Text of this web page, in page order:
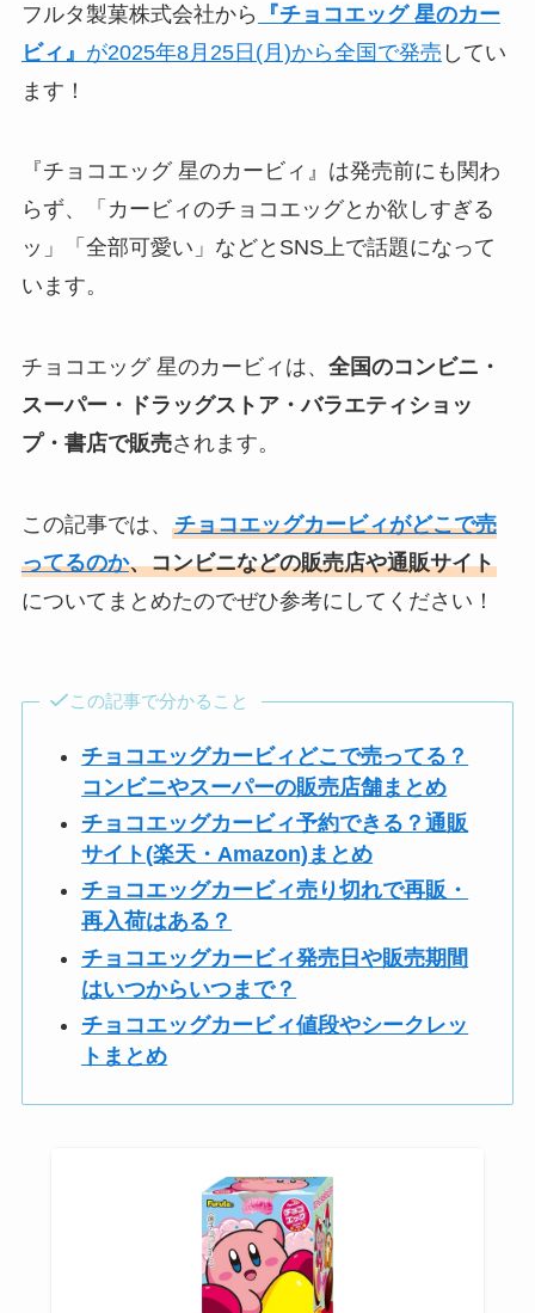
フルタ製菓株式会社から 『チョコエッグ 星のカー
ビィ 』 が2025年8月25日(月)から全国で発売 してい
ます！
『チョコエッグ 星のカービィ』は発売前にも関わ
らず、「カービィのチョコエッグとか欲しすぎる
ッ」「全部可愛い」などとSNS上で話題になって
います。
チョコエッグ 星のカービィは、 全国のコンビニ・
スーパー・ドラッグストア・バラエティショッ
プ・書店で販売されます。
この記事では、 チョコエッグカービィがどこで売
ってるのか、コンビニなどの販売店や通販サイト
についてまとめたのでぜひ参考にしてください！
この記事で分かること
チョコエッグカービィどこで売ってる？
コンビニやスーパーの販売店舗まとめ
チョコエッグカービィ予約できる？通販
サイト(楽天・Amazon)まとめ
チョコエッグカービィ売り切れで再販・
再入荷はある？
チョコエッグカービィ発売日や販売期間
はいつからいつまで？
チョコエッグカービィ値段やシークレッ
トまとめ